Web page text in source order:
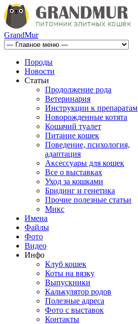
GrandMur
Породы
Новости
Статьи
Продолжение рода
Ветеринария
Инструкции к препаратам
Новорожденные котята
Кошачий туалет
Питание кошек
Поведение, психология,
адаптация
Аксессуары для кошек
Все о выставках
Уход за кошками
Бридинг и генетика
Прочие полезные статьи
Микс
Имена
Файлы
Фото
Видео
Инфо
Клуб кошек
Коты на вязку
Выпускники
Калькулятор родов
Полезные адреса
Фото с выставок
Контакты